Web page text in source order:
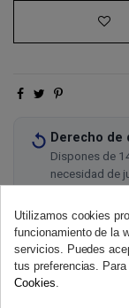
Derecho de
Dispones de
necesidad de
Utilizamos cookies
funcionamiento de la
servicios. Puedes
tus preferencias.
Cookies